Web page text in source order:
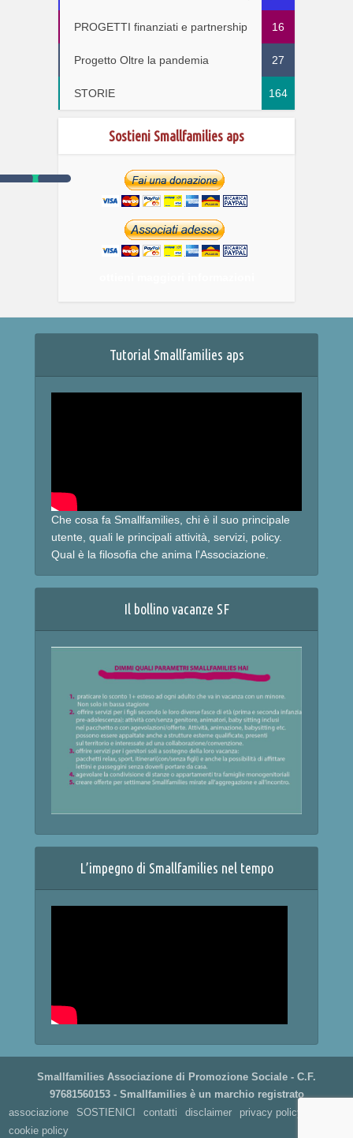
PROGETTI finanziati e partnership 16
Progetto Oltre la pandemia 27
STORIE 164
Sostieni Smallfamilies aps
Tutorial Smallfamilies aps
Che cosa fa Smallfamilies, chi è il suo principale
utente, quali le principali attività, servizi, policy.
Qual è la filosofia che anima l'Associazione.
Il bollino vacanze SF
L’impegno di Smallfamilies nel tempo
Smallfamilies Associazione di Promozione Sociale - C.F.
97681560153 - Smallfamilies è un marchio registrato
associazione
SOSTIENICI contatti disclaimer
privacy policy
cookie policy